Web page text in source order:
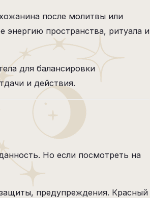
после молитвы или
энергию пространства, ритуала и
для балансировки
и действия.
Но если посмотреть на
предупреждения. Красный